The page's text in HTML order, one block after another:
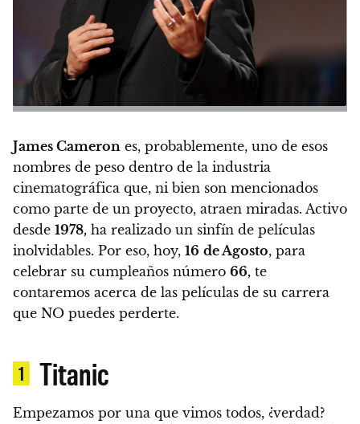
James Cameron es, probablemente, uno de esos
nombres de peso dentro de la industria
cinematográfica que, ni bien son mencionados
como parte de un proyecto, atraen miradas. Activo
desde 1978, ha realizado un sinfín de películas
inolvidables. Por eso, hoy, 16 de Agosto, para
celebrar su cumpleaños número 66, te
contaremos acerca de las películas de su carrera
que NO puedes perderte.
1 Titanic
Empezamos por una que vimos todos, ¿verdad?